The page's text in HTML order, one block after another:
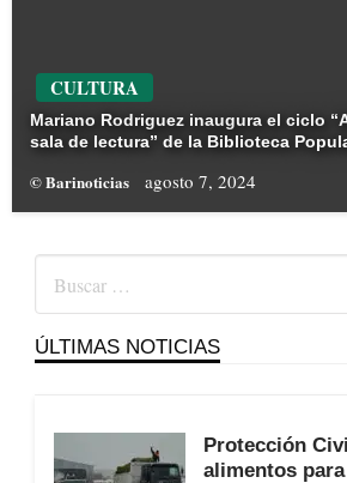
CULTURA
Mariano Rodriguez inaugura el ciclo
sala de lectura” de la Biblioteca
© Barinoticias agosto 7, 2024
ÚLTIMAS NOTICIAS
Protección
alimentos